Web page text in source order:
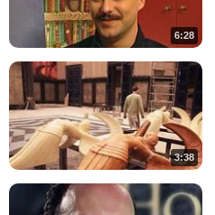
6:28
3:38